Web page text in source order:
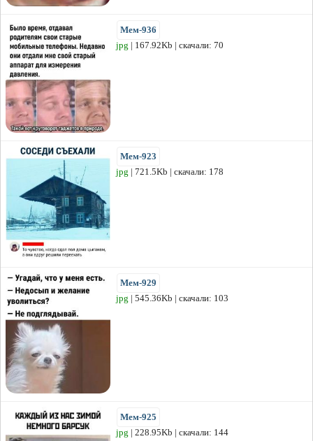
Мем-936
jpg | 167.92Kb | скачали: 70
Мем-923
jpg | 721.5Kb | скачали: 178
Мем-929
jpg | 545.36Kb | скачали: 103
Мем-925
jpg | 228.95Kb | скачали: 144